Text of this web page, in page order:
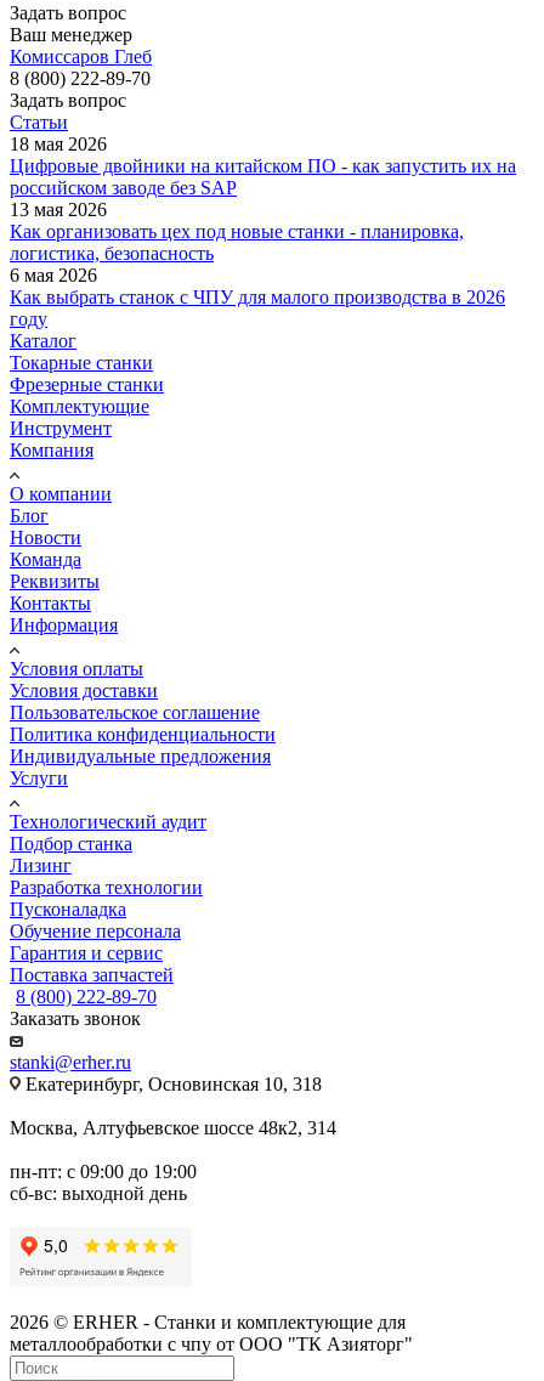
Задать вопрос
Ваш менеджер
Комиссаров Глеб
8 (800) 222-89-70
Задать вопрос
Статьи
18 мая 2026
Цифровые двойники на китайском ПО - как запустить их на
российском заводе без SAP
13 мая 2026
Как организовать цех под новые станки - планировка,
логистика, безопасность
6 мая 2026
Как выбрать станок с ЧПУ для малого производства в 2026
году
Каталог
Токарные станки
Фрезерные станки
Комплектующие
Инструмент
Компания
О компании
Блог
Новости
Команда
Реквизиты
Контакты
Информация
Условия оплаты
Условия доставки
Пользовательское соглашение
Политика конфиденциальности
Индивидуальные предложения
Услуги
Технологический аудит
Подбор станка
Лизинг
Разработка технологии
Пусконаладка
Обучение персонала
Гарантия и сервис
Поставка запчастей
8 (800) 222-89-70
Заказать звонок
stanki@erher.ru
Екатеринбург, Основинская 10, 318
Москва, Алтуфьевское шоссе 48к2, 314
пн-пт: с 09:00 до 19:00
сб-вс: выходной день
2026 © ERHER - Станки и комплектующие для
металлообработки с чпу от ООО "ТК Азияторг"